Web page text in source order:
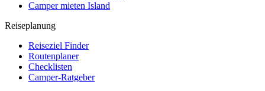
Camper mieten Island
Reiseplanung
Reiseziel Finder
Routenplaner
Checklisten
Camper-Ratgeber